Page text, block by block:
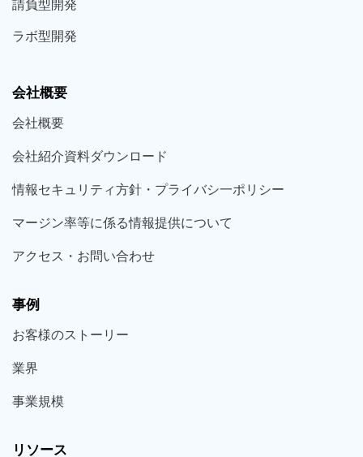
請負型開発
ラボ型開発
会社概要
会社概要
会社紹介資料ダウンロード
情報セキュリティ方針・プライバシ一ポリシー
マージン率等に係る情報提供について
アクセス・お問い合わせ
事例
お客様のストーリー
業界
事業規模
リソース